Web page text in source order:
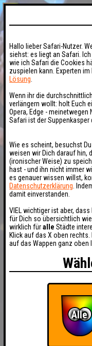
Hallo lieber Safari-Nutzer.
siehst: es liegt an Safari.
wie ich Safari die Cookies
zuspielen kann. Experten
Lösung
Wenn ihr die
verlängern wollt: holt Euch
Opera, Edge - meinetwegen
Safari ist der Suppenkasper
Wie es scheint, besuchst
weisen wir Dich darauf hin,
(ironischer Weise) zu
hast - und ihn nicht immer
es genauer wissen willst,
Datenschutzerklärung .
damit einverstanden.
VIEL wichtiger ist aber,
für Dich so übersichtlich
wirklich füralle Städte
Klick auf das X oben
auf das Wappen ganz oben
Alle